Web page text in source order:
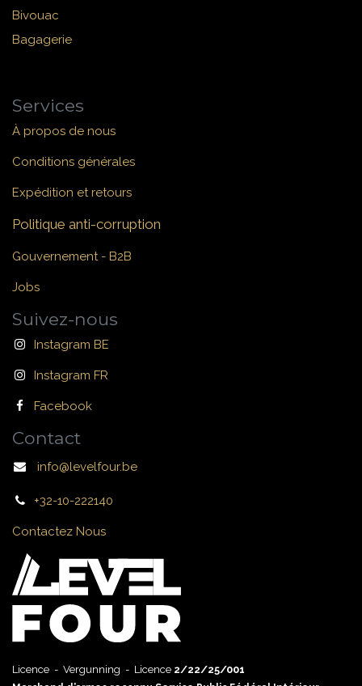
Bivouac
Bagagerie
Services
À propos de nous
Conditions générales
Expédition et retours
Politique anti-corruption
Gouvernement - B2B
Jobs
Suivez-nous
Instagram BE
Instagram FR
Facebook
Contact
info@levelfour.be
+32-10-222140
Contactez Nous
Licence - Vergunning - Licence 2/22/25/001